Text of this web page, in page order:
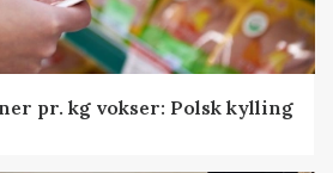
pr. kg vokser: Polsk kylling